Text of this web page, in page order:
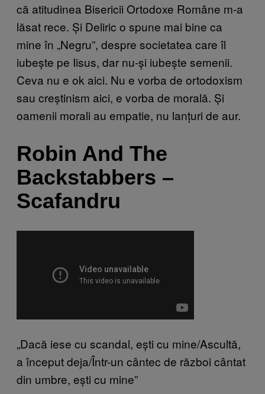
că atitudinea Bisericii Ortodoxe Române m-a
lăsat rece. Și Deliric o spune mai bine ca
mine în „Negru”, despre societatea care îl
iubește pe Iisus, dar nu-și iubește semenii.
Ceva nu e ok aici. Nu e vorba de ortodoxism
sau creștinism aici, e vorba de morală. Și
oamenii morali au empatie, nu lanțuri de aur.
Robin And The
Backstabbers –
Scafandru
„Dacă iese cu scandal, ești cu mine/Ascultă,
a început deja/Într-un cântec de război cântat
din umbre, ești cu mine”